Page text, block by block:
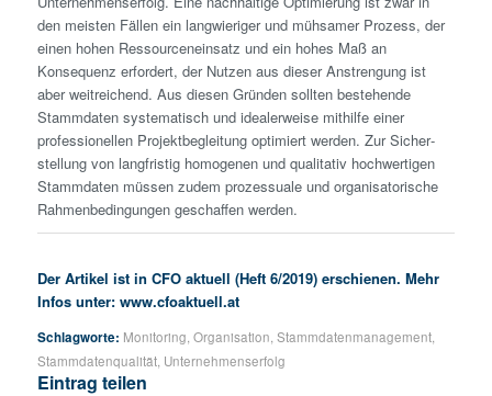
den meisten Fällen ein langwieriger und mühsamer Prozess, der
einen hohen Ressourceneinsatz und ein hohes Maß an
Konsequenz erfordert, der Nutzen aus dieser Anstrengung ist
aber weitreichend. Aus diesen Gründen sollten bestehende
Stammdaten systematisch und idealerweise mithilfe einer
professionellen Projektbegleitung optimiert werden. Zur Sicher­
stellung von lang­fristig homogenen und qualitativ hoch­wertigen
Stammdaten müssen zudem prozessuale und organisatorische
Rahmenbedingungen geschaffen werden.
Der Artikel ist in CFO aktuell (Heft 6/2019) erschienen. Mehr
Infos unter: www.cfoaktuell.at
Schlagworte: Monitoring Organisation Stammdatenmanagement,
Stammdatenqualität, Unternehmenserfolg
Eintrag teilen